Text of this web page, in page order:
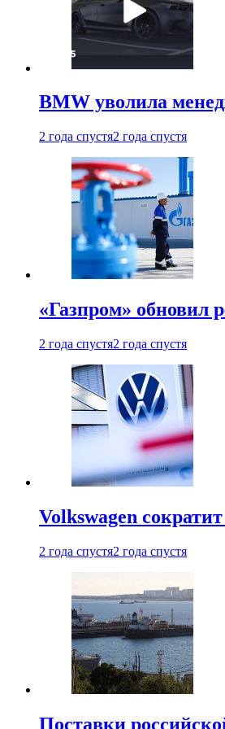
BMW уволила
2 года спустя2 года спустя
«Газпром» обновил
2 года спустя2 года спустя
Volkswagen
2 года спустя2 года спустя
Поставки